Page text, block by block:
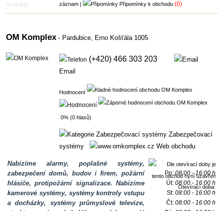
15.10.2015
záznam| Připomínky k obchodu (0)
OM Komplex - Pardubice, Erno Košťála 1005
(+420) 466 303 203
Email
Hodnocení
0% (0 hlasů)
Zabezpečovací
systémy
Web obchodu
Nabízíme alarmy, poplašné systémy,
zabezpečení domů, budov i firem, požární
hlásiče, protipožární signalizace. Nabízíme
kamerové systémy, systémy kontroly vstupu
a docházky, systémy průmyslové televize,
Otevírací doba:
Po:08:00 - 16:00 h
Út:08:00 - 16:00 h
St:08:00 - 16:00 h
Čt:08:00 - 16:00 h